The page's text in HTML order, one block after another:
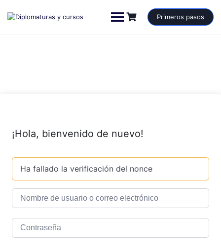
contenido
Primeros pasos
¡Hola, bienvenido de nuevo!
Ha fallado la verificación del nonce